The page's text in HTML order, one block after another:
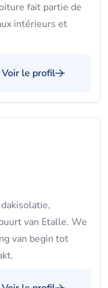
fait partie de
intérieurs et
Voir le profil
van Etalle. We
van begin tot